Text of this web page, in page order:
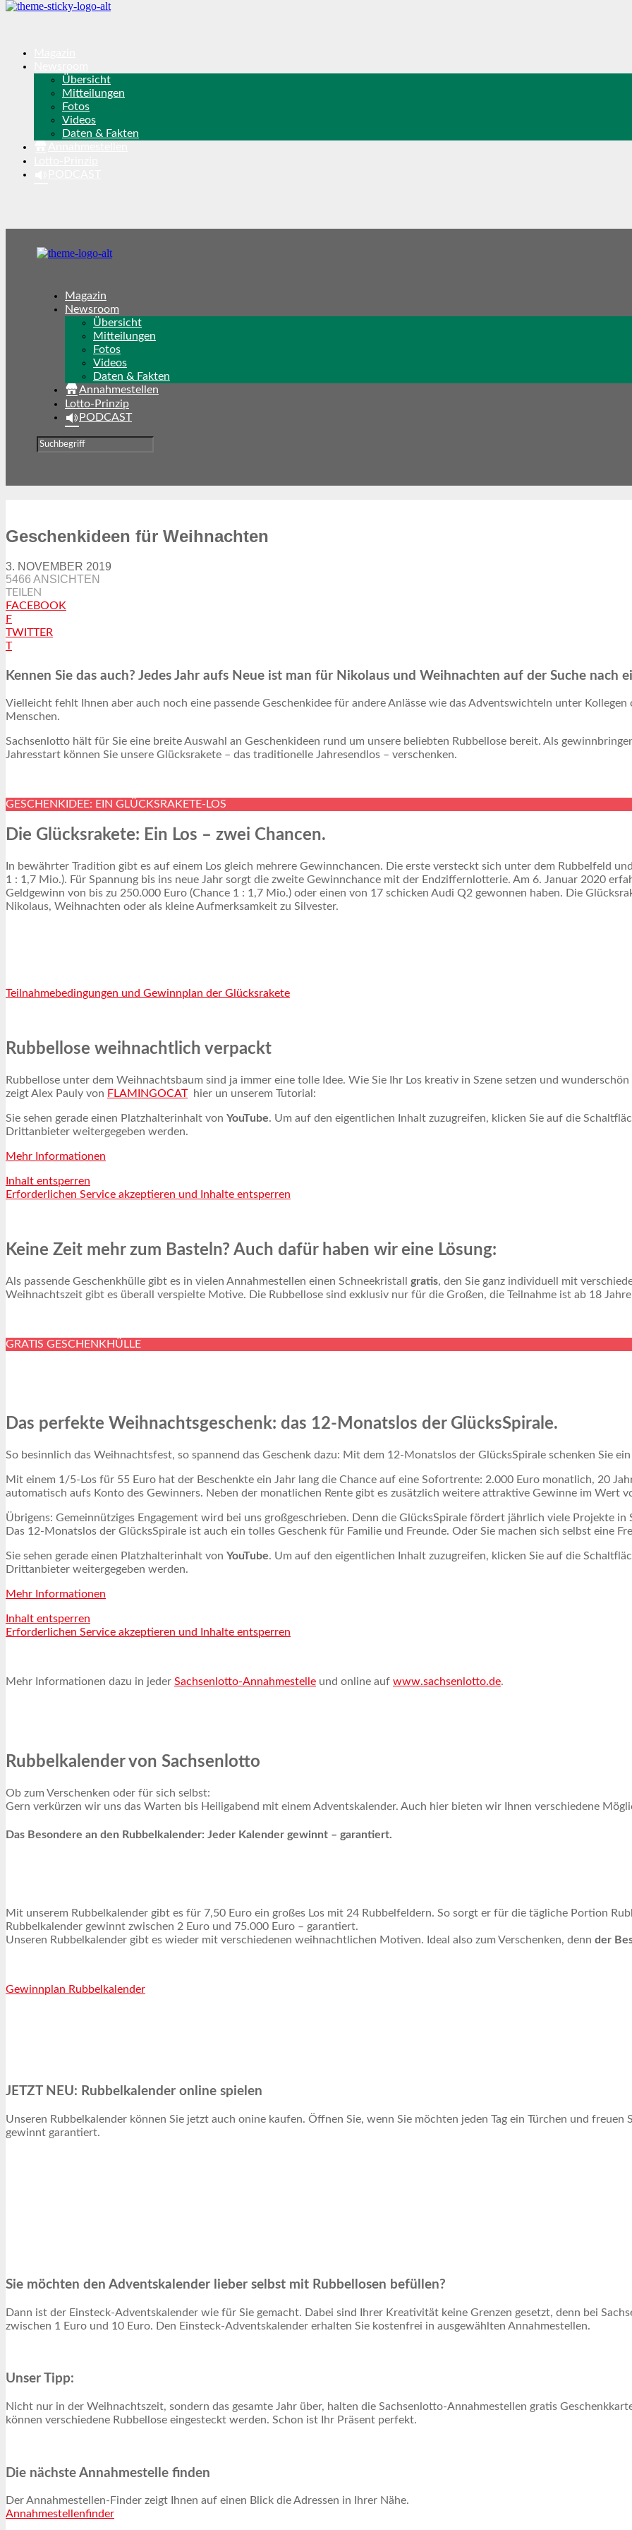
Übersicht
Mitteilungen
Fotos
Videos
Daten & Fakten
Magazin
Newsroom
Übersicht
Mitteilungen
Fotos
Videos
Daten & Fakten
Annahmestellen
Lotto-Prinzip
PODCAST
Geschenkideen für Weihnachten
3. NOVEMBER 2019
5466 ANSICHTEN
TEILEN
FACEBOOK
F
TWITTER
T
Kennen Sie das auch? Jedes Jahr aufs Neue ist man für Nikolaus und Weihnachten auf der Suche nach
Vielleicht fehlt Ihnen aber auch noch eine passende Geschenkidee für andere Anlässe wie das Adventswichteln unter
Menschen.
Sachsenlotto hält für Sie eine breite Auswahl an Geschenkideen rund um unsere beliebten Rubbellose bereit. Als
Jahresstart können Sie unsere Glücksrakete – das traditionelle Jahresendlos – verschenken.
GESCHENKIDEE: EIN GLÜCKSRAKETE-LOS
Die Glücksrakete: Ein Los – zwei Chancen.
In bewährter Tradition gibt es auf einem Los gleich mehrere Gewinnchancen. Die erste versteckt sich unter dem Rubbelfeld
1 : 1,7 Mio.). Für Spannung bis ins neue Jahr sorgt die zweite Gewinnchance mit der Endziffernlotterie. Am 6. Januar 2020
Geldgewinn von bis zu 250.000 Euro (Chance 1 : 1,7 Mio.) oder einen von 17 schicken Audi Q2 gewonnen haben. Die
Nikolaus, Weihnachten oder als kleine Aufmerksamkeit zu Silvester.
Teilnahmebedingungen und Gewinnplan der Glücksrakete
Rubbellose weihnachtlich verpackt
Rubbellose unter dem Weihnachtsbaum sind ja immer eine tolle Idee. Wie Sie Ihr Los kreativ in Szene setzen und
zeigt Alex Pauly von FLAMINGOCAThier un unserem Tutorial:
Sie sehen gerade einen Platzhalterinhalt von YouTube. Um auf den eigentlichen Inhalt zuzugreifen, klicken Sie auf die
Drittanbieter weitergegeben werden.
Mehr Informationen
Inhalt entsperren
Erforderlichen Service akzeptieren und Inhalte entsperren
Keine Zeit mehr zum Basteln? Auch dafür haben wir eine Lösung:
Als passende Geschenkhülle gibt es in vielen Annahmestellen einen Schneekristall gratis, den Sie ganz individuell mit
Weihnachtszeit gibt es überall verspielte Motive. Die Rubbellose sind exklusiv nur für die Großen, die Teilnahme ist ab 18
GRATIS GESCHENKHÜLLE
Das perfekte Weihnachtsgeschenk: das 12-Monatslos der GlücksSpirale.
So besinnlich das Weihnachtsfest, so spannend das Geschenk dazu: Mit dem 12-Monatslos der GlücksSpirale schenken Sie
Mit einem 1/5-Los für 55 Euro hat der Beschenkte ein Jahr lang die Chance auf eine Sofortrente: 2.000 Euro monatlich, 20
automatisch aufs Konto des Gewinners. Neben der monatlichen Rente gibt es zusätzlich weitere attraktive Gewinne im Wert
Übrigens: Gemeinnütziges Engagement wird bei uns großgeschrieben. Denn die GlücksSpirale fördert jährlich viele Projekte in
Das 12-Monatslos der GlücksSpirale ist auch ein tolles Geschenk für Familie und Freunde. Oder Sie machen sich selbst eine
Sie sehen gerade einen Platzhalterinhalt von YouTube. Um auf den eigentlichen Inhalt zuzugreifen, klicken Sie auf die
Drittanbieter weitergegeben werden.
Mehr Informationen
Inhalt entsperren
Erforderlichen Service akzeptieren und Inhalte entsperren
Mehr Informationen dazu in jeder Sachsenlotto-Annahmestelle und online auf www.sachsenlotto.de.
Rubbelkalender von Sachsenlotto
Ob zum Verschenken oder für sich selbst:
Gern verkürzen wir uns das Warten bis Heiligabend mit einem Adventskalender. Auch hier bieten wir Ihnen verschiedene
Das Besondere an den Rubbelkalender: Jeder Kalender gewinnt – garantiert.
Mit unserem Rubbelkalender gibt es für 7,50 Euro ein großes Los mit 24 Rubbelfeldern. So sorgt er für die tägliche Portion
Rubbelkalender gewinnt zwischen 2 Euro und 75.000 Euro – garantiert.
Unseren Rubbelkalender gibt es wieder mit verschiedenen weihnachtlichen Motiven. Ideal also zum Verschenken, denn der
Gewinnplan Rubbelkalender
JETZT NEU: Rubbelkalender online spielen
Unseren Rubbelkalender können Sie jetzt auch onine kaufen. Öffnen Sie, wenn Sie möchten jeden Tag ein Türchen und
gewinnt garantiert.
Sie möchten den Adventskalender lieber selbst mit Rubbellosen befüllen?
Dann ist der Einsteck-Adventskalender wie für Sie gemacht. Dabei sind Ihrer Kreativität keine Grenzen gesetzt, denn bei
zwischen 1 Euro und 10 Euro. Den Einsteck-Adventskalender erhalten Sie kostenfrei in ausgewählten Annahmestellen.
Unser Tipp:
Nicht nur in der Weihnachtszeit, sondern das gesamte Jahr über, halten die Sachsenlotto-Annahmestellen gratis
können verschiedene Rubbellose eingesteckt werden. Schon ist Ihr Präsent perfekt.
Die nächste Annahmestelle finden
Der Annahmestellen-Finder zeigt Ihnen auf einen Blick die Adressen in Ihrer Nähe.
Annahmestellenfinder